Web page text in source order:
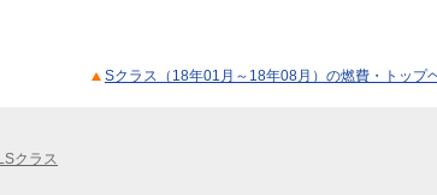
Sクラス（18年01月～18年08月）の燃費・トップ
クラス